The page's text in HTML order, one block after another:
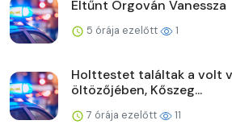
Eltűnt Orgován Vanessza
5 órája ezelőtt 1
Holttestet találtak a volt
öltözőjében, Kőszeg...
7 órája ezelőtt 11